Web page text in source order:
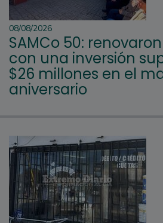
08/08/2026
SAMCo 50:
con una inversión
$26 millones en el
aniversario